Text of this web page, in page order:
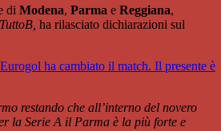
di Modena, Parma e Reggiana,
TuttoB, ha rilasciato dichiarazioni sul
ha cambiato il match. Il presente è
restando che all’interno del novero
la Serie A il Parma è la più forte e